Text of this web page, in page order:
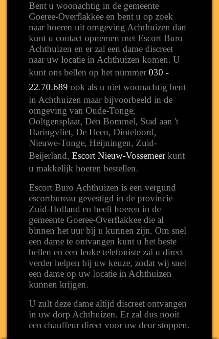
Bent u woonachtig in de gemeente
Goeree-Overflakkee en bent u op zoek
naar hoeren uit omgeving Achthuizen dan
kunt u contact opnemen met Escort Buro
Achthuizen en er zal een dame discreet
naar uw locatie in Achthuizen komen. U
kunt ons bellen op het nummer 030 -
22.70.689 ook als u niet woonachtig bent
in Achthuizen maar bijvoorbeeld in de
omgeving van Oude-Tonge,
Ooltgensplaat, Den Bommel, Stad aan 't
Haringvliet, De Heen, Dinteloord,
Nieuwe-Tonge, Heijningen, Zuid-
Beijerland, Escort Nieuw-Vossemeerkunt
u makkelijk hoeren bestellen.
Escort Buro Achthuizen is een vergund
escortbureau gevestigd in de provincie
Zuid-Holland en heeft hoeren in de
gemeente Goeree-Overflakkee die al
binnen het uur bij u kunnen zijn. Om snel
een dame te ontvangen kunt u het beste
bellen en een leuke telefoniste zal u direct
verder helpen bij uw keuze, zodat wij snel
een dame op uw locatie in Achthuizen
kunnen krijgen.
U zult deze dame altijd discreet ontvangen
in uw dorp Achthuizen. Er zal dus nooit
een chauffeur direct voor uw deur stoppen.